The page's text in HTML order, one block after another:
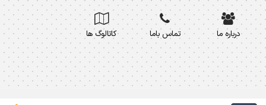
درباره ما تماس باما کاتالوگ ها